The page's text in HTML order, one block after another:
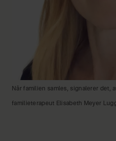
Når familien samles, signalerer det,
familieterapeut Elisabeth Meyer